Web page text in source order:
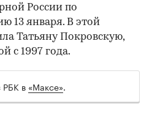
России по
13 января. В этой
Татьяну Покровскую,
с 1997 года.
РБК в «Максе».